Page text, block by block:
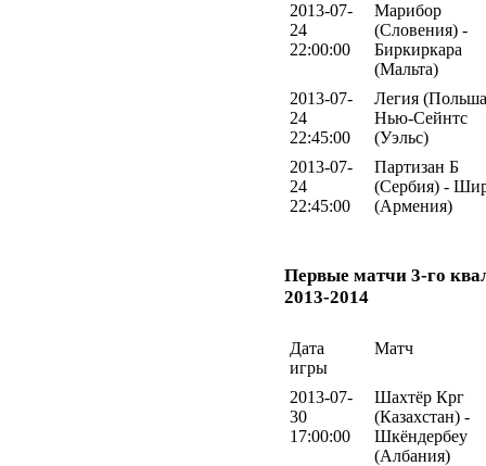
2013-07-
24
22:00:00
Марибор
(Словения) -
Биркиркара
(Мальта)
2013-07-
24
22:45:00
Легия
Нью-Сейнтс
(Уэльс)
2013-07-
24
22:45:00
Партизан Б
(Сербия) -
(Армения)
Первые матчи 3-го
2013-2014
Дата
игры
Матч
2013-07-
30
17:00:00
Шахтёр Крг
(Казахстан) -
Шкёндербеу
(Албания)